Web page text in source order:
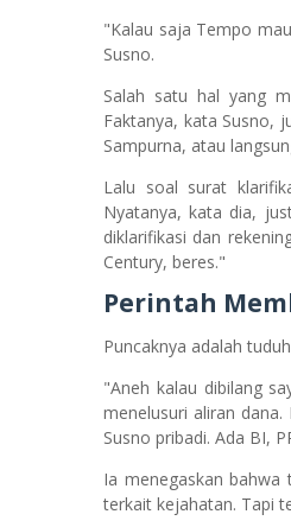
"Kalau saja Tempo
Susno.
Salah satu hal yang
Faktanya, kata Susno,
Sampurna, atau
Lalu soal surat
Nyatanya, kata dia,
diklarifikasi dan
Century, beres."
Perintah
Puncaknya adalah
"Aneh kalau dibilang
menelusuri aliran
Susno pribadi. Ada BI,
Ia menegaskan
terkait kejahatan. Tapi